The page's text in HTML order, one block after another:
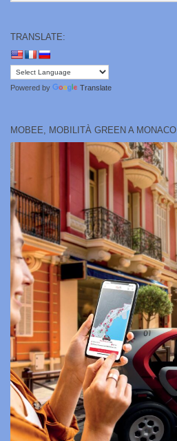
TRANSLATE:
Powered by Translate
MOBEE, MOBILITÀ GREEN A MONACO